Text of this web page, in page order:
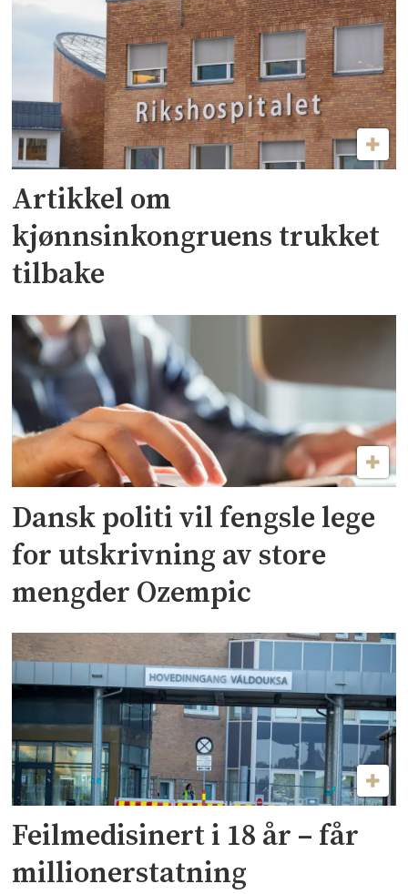
Artikkel om
kjønnsinkongruens trukket
tilbake
Dansk politi vil fengsle lege
for utskrivning av store
mengder Ozempic
Feilmedisinert i 18 år – får
millionerstatning